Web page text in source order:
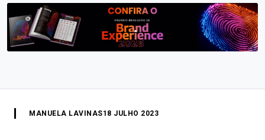
MANUELA LAVINAS18 JULHO 2023